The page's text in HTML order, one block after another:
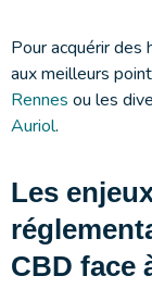
Pour acquérir des
aux meilleurs
Rennes ou les
Auriol.
Les
CBD face